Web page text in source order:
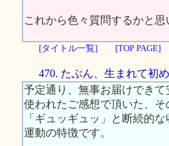
これから色々質問するかと
[タイトル一覧] [TOP PAGE]
470. たぶん、生まれて初
予定通り、無事お届けできて
使われたご感想で頂いた、そ
「ギュッギュッ」と断続的
運動の特徴です。